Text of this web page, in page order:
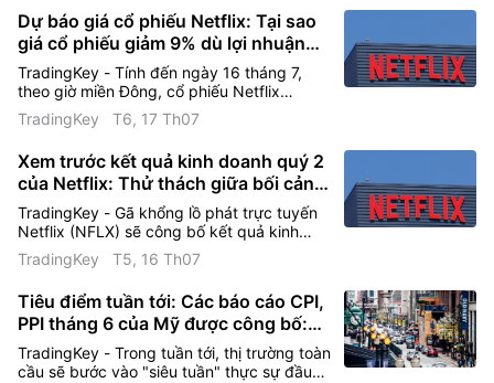
lo ngại mới của nhà đầu tư về triển vọng
tăng trưởng.
Dự báo giá cổ phiếu Netflix: Tại sao
giá cổ phiếu giảm 9% dù lợi nhuận
Quý 2 tăng trưởng? Liệu giá cổ phiếu
có còn tăng?
TradingKey - Tính đến ngày 16 tháng 7,
theo giờ miền Đông, cổ phiếu Netflix
(NFLX) được ghi nhận lần cuối ở mức
74,35 USD, tăng 0,91% trong ngày và
USD. Tuy nhiên, giá cổ phiếu đã lao dốc
9,05% trong phiên giao dịch ngoài giờ sau
khi công ty công bố báo cáo kết quả kinh
doanh quý 2.
TradingKey T6, 17 Th07
Xem trước kết quả kinh doanh quý 2
của Netflix: Thử thách giữa bối cảnh
giá cổ phiếu trì trệ, mức độ tương tác
của người dùng và mảng kinh doanh
quảng cáo trở thành yếu tố then
chốt
TradingKey - Gã khổng lồ phát trực tuyến
Netflix (NFLX) sẽ công bố kết quả kinh
doanh quý 2 năm 2026 sau khi thị trường
Mỹ đóng cửa vào thứ Năm. Sau một năm
thu nhập này không chỉ xoay quanh hiệu
suất hàng quý mà còn được thị trường coi
là một phép thử quan trọng về việc liệu
logic tăng trưởng của Netflix có còn
TradingKey T5, 16 Th07
Tiêu điểm tuần tới: Các báo cáo CPI,
PPI tháng 6 của Mỹ được công bố:
Mùa báo cáo kết quả kinh doanh quý
2 của chứng khoán Mỹ chính thức
TradingKey - Trong tuần tới, thị trường toàn
cầu sẽ bước vào "siêu tuần" thực sự đầu